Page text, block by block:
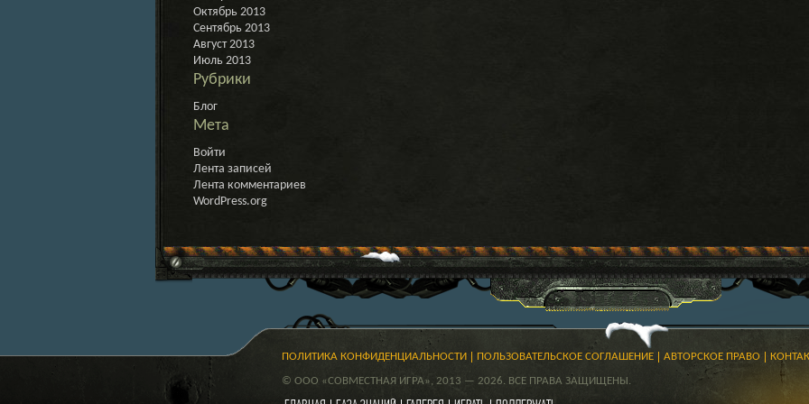
Октябрь 2013
Сентябрь 2013
Август 2013
Июль 2013
Рубрики
Блог
Мета
Войти
Лента записей
Лента комментариев
WordPress.org
ПОЛИТИКА КОНФИДЕНЦИАЛЬНОСТИ ПОЛЬЗОВАТЕЛЬСКОЕ СОГЛАШЕНИЕ АВТОРСКОЕ ПРАВО
© ООО «СОВМЕСТНАЯ ИГРА», 2013 — 2026. ВСЕ ПРАВА ЗАЩИЩЕНЫ.